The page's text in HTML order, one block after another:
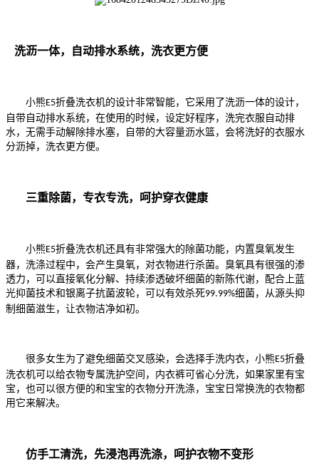
洗沥一体，自动排水系统，洗衣更方便
小熊E5折叠洗衣机的设计非常智能，它采用了洗沥一体的设计，
自带自动排水系统，在使用的时候，设定好程序，洗完衣服自动排
水，无需手动解除排水塞，自带的大容量沥水篮，会将洗好的衣服水
分沥掉，洗衣更方便。
三重除菌，专衣专洗，呵护穿衣健康
小熊E5折叠洗衣机还具有非常强大的除菌功能，内置臭氧发生
器，洗涤过程中，会产生臭氧，对衣物进行杀菌。臭氧具有很强的渗
透力，可以直接氧化分解、持续渗透破坏细菌的新陈代谢，配合上蓝
光抑菌技术和银离子抗菌波轮，可以有效杀死99.99%细菌，从源头抑
制细菌滋生，让衣物洁净如初。
很多女生为了避免细菌交叉感染，会选择手洗内衣，小熊E5折叠
洗衣机可以给衣物专属洗护空间，内衣裤可省心分洗，如果家里有宝
宝，也可以很方便的和宝宝的衣物分开洗涤，宝宝日常换洗的衣物都
用它来解决。
仿手工清洗，先浸泡再洗涤，呵护衣物不变形